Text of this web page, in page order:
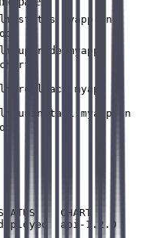
status myapp -n
upgrade myapp
rollback myapp 2
uninstall myapp -n
CHART
api-1.2.0